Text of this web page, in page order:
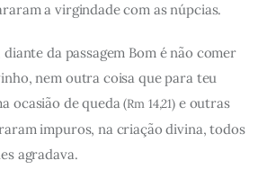
a virgindade com as núpcias.
da passagem Bom é não comer
nem outra coisa que para teu
ocasião de queda(Rm 14,21)e outras
impuros, na criação divina, todos
agradava.